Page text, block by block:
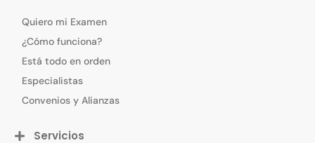
Quiero mi Examen
¿Cómo funciona?
Está todo en orden
Especialistas
Convenios y Alianzas
Servicios